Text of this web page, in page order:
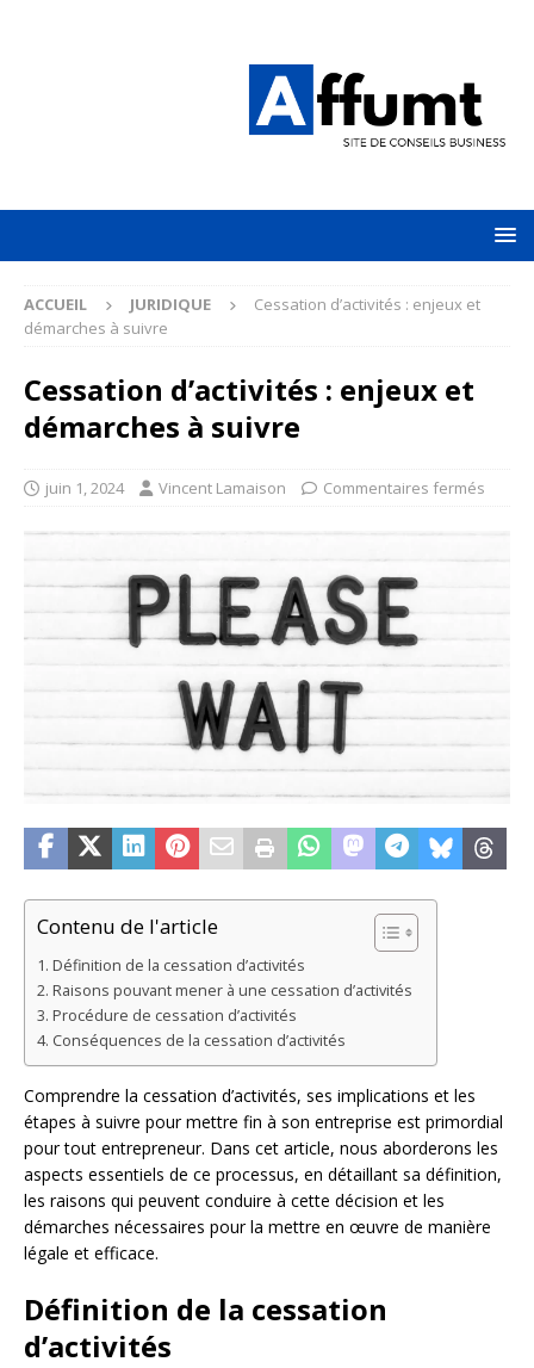
ACCUEIL JURIDIQUE
Cessation d’activités : enjeux et
démarches à suivre
Cessation d’activités : enjeux et
démarches à suivre
juin 1, 2024 Vincent Lamaison Commentaires fermés
Contenu de l'article
Définition de la cessation d’activités
Raisons pouvant mener à une cessation d’activités
Procédure de cessation d’activités
Conséquences de la cessation d’activités
Comprendre la cessation d’activités, ses implications et les
étapes à suivre pour mettre fin à son entreprise est primordial
pour tout entrepreneur. Dans cet article, nous aborderons les
aspects essentiels de ce processus, en détaillant sa définition,
les raisons qui peuvent conduire à cette décision et les
démarches nécessaires pour la mettre en œuvre de manière
légale et efficace.
Définition de la cessation
d’activités